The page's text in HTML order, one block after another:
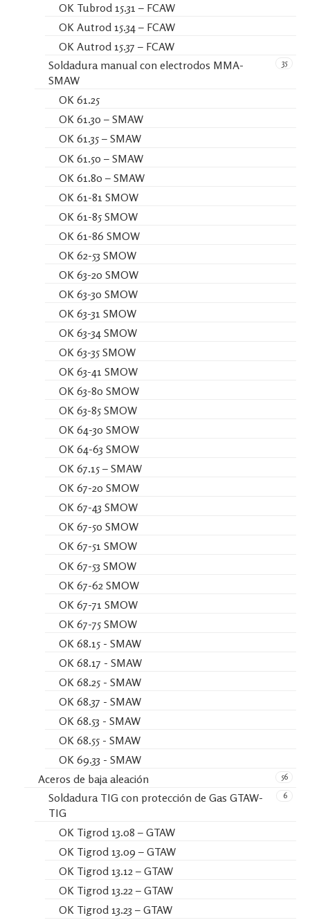
OK Tubrod 15.31 – FCAW
OK Autrod 15.34 – FCAW
OK Autrod 15.37 – FCAW
35
Soldadura manual con electrodos MMA-
SMAW
OK 61.25
OK 61.30 – SMAW
OK 61.35 – SMAW
OK 61.50 – SMAW
OK 61.80 – SMAW
OK 61-81 SMOW
OK 61-85 SMOW
OK 61-86 SMOW
OK 62-53 SMOW
OK 63-20 SMOW
OK 63-30 SMOW
OK 63-31 SMOW
OK 63-34 SMOW
OK 63-35 SMOW
OK 63-41 SMOW
OK 63-80 SMOW
OK 63-85 SMOW
OK 64-30 SMOW
OK 64-63 SMOW
OK 67.15 – SMAW
OK 67-20 SMOW
OK 67-43 SMOW
OK 67-50 SMOW
OK 67-51 SMOW
OK 67-53 SMOW
OK 67-62 SMOW
OK 67-71 SMOW
OK 67-75 SMOW
OK 68.15 - SMAW
OK 68.17 - SMAW
OK 68.25 - SMAW
OK 68.37 - SMAW
OK 68.53 - SMAW
OK 68.55 - SMAW
OK 69.33 - SMAW
56
Aceros de baja aleación
6
Soldadura TIG con protección de Gas GTAW-
TIG
OK Tigrod 13.08 – GTAW
OK Tigrod 13.09 – GTAW
OK Tigrod 13.12 – GTAW
OK Tigrod 13.22 – GTAW
OK Tigrod 13.23 – GTAW